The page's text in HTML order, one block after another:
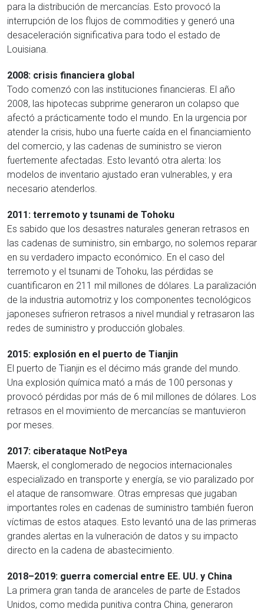
para la distribución de mercancías. Esto provocó la
interrupción de los flujos de commodities y generó una
desaceleración significativa para todo el estado de
Louisiana.
2008: crisis financiera global
Todo comenzó con las instituciones financieras. El año
2008, las hipotecas subprime generaron un colapso que
afectó a prácticamente todo el mundo. En la urgencia por
atender la crisis, hubo una fuerte caída en el financiamiento
del comercio, y las cadenas de suministro se vieron
fuertemente afectadas. Esto levantó otra alerta: los
modelos de inventario ajustado eran vulnerables, y era
necesario atenderlos.
2011: terremoto y tsunami de Tohoku
Es sabido que los desastres naturales generan retrasos en
las cadenas de suministro, sin embargo, no solemos reparar
en su verdadero impacto económico. En el caso del
terremoto y el tsunami de Tohoku, las pérdidas se
cuantificaron en 211 mil millones de dólares. La paralización
de la industria automotriz y los componentes tecnológicos
japoneses sufrieron retrasos a nivel mundial y retrasaron las
redes de suministro y producción globales.
2015: explosión en el puerto de Tianjin
El puerto de Tianjin es el décimo más grande del mundo.
Una explosión química mató a más de 100 personas y
provocó pérdidas por más de 6 mil millones de dólares. Los
retrasos en el movimiento de mercancías se mantuvieron
por meses.
2017: ciberataque NotPeya
Maersk, el conglomerado de negocios internacionales
especializado en transporte y energía, se vio paralizado por
el ataque de ransomware. Otras empresas que jugaban
importantes roles en cadenas de suministro también fueron
víctimas de estos ataques. Esto levantó una de las primeras
grandes alertas en la vulneración de datos y su impacto
directo en la cadena de abastecimiento.
2018–2019: guerra comercial entre EE. UU. y China
La primera gran tanda de aranceles de parte de Estados
Unidos, como medida punitiva contra China, generaron